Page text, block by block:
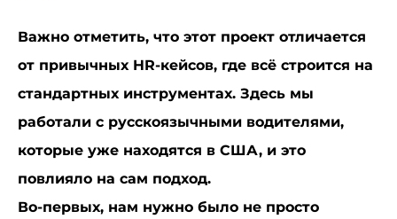
Важно отметить, что этот проект отличается
от привычных HR-кейсов, где всё строится на
стандартных инструментах. Здесь мы
работали с русскоязычными водителями,
которые уже находятся в США, и это
повлияло на сам подход.
Во-первых, нам нужно было не просто